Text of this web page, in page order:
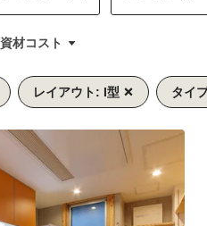
資材コスト
レイアウト: I型 タイ